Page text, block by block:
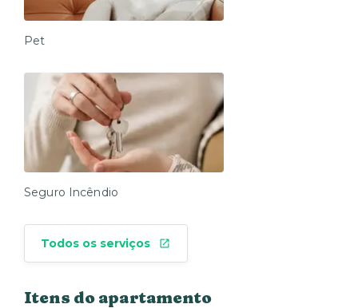
Pet
Seguro Incêndio
Todos os serviços
Itens do apartamento